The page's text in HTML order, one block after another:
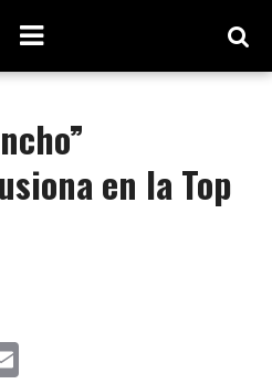
en la Top
Email